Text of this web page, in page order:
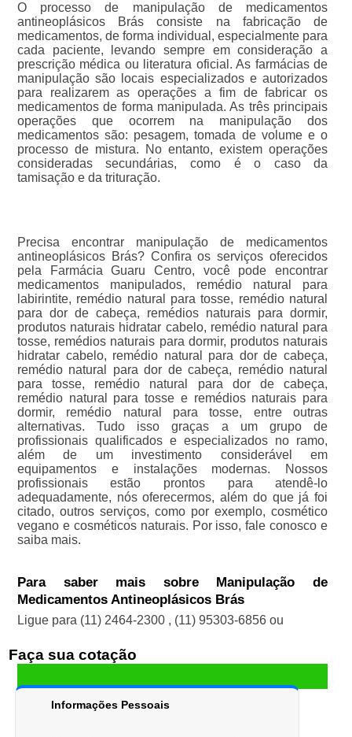
O processo de manipulação de medicamentos
antineoplásicos Brás consiste na fabricação de
medicamentos, de forma individual, especialmente para
cada paciente, levando sempre em consideração a
prescrição médica ou literatura oficial. As farmácias de
manipulação são locais especializados e autorizados
para realizarem as operações a fim de fabricar os
medicamentos de forma manipulada. As três principais
operações que ocorrem na manipulação dos
medicamentos são: pesagem, tomada de volume e o
processo de mistura. No entanto, existem operações
consideradas secundárias, como é o caso da
tamisação e da trituração.
Precisa encontrar manipulação de medicamentos
antineoplásicos Brás? Confira os serviços oferecidos
pela Farmácia Guaru Centro, você pode encontrar
medicamentos manipulados, remédio natural para
labirintite, remédio natural para tosse, remédio natural
para dor de cabeça, remédios naturais para dormir,
produtos naturais hidratar cabelo, remédio natural para
tosse, remédios naturais para dormir, produtos naturais
hidratar cabelo, remédio natural para dor de cabeça,
remédio natural para dor de cabeça, remédio natural
para tosse, remédio natural para dor de cabeça,
remédio natural para tosse e remédios naturais para
dormir, remédio natural para tosse, entre outras
alternativas. Tudo isso graças a um grupo de
profissionais qualificados e especializados no ramo,
além de um investimento considerável em
equipamentos e instalações modernas. Nossos
profissionais estão prontos para atendê-lo
adequadamente, nós oferecermos, além do que já foi
citado, outros serviços, como por exemplo, cosmético
vegano e cosméticos naturais. Por isso, fale conosco e
saiba mais.
Para saber mais sobre Manipulação de
Medicamentos Antineoplásicos Brás
Ligue para (11) 2464-2300 , (11) 95303-6856 ou
Faça sua cotação
Informações Pessoais